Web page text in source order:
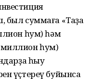
был суммаға «Таҙа
һум) һәм
һум)
һыу
үҫтереү буйынса